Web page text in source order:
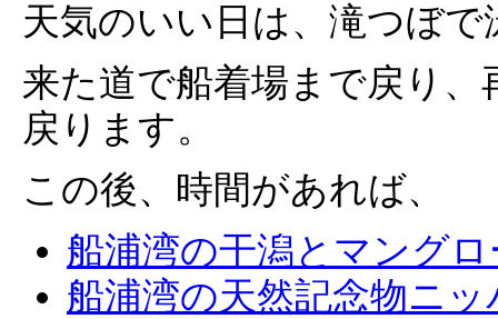
天気のいい日は、滝つぼ
来た道で船着場まで戻り
戻ります。
この後、時間があれば、
船浦湾の干潟とマング
船浦湾の天然記念物ニ